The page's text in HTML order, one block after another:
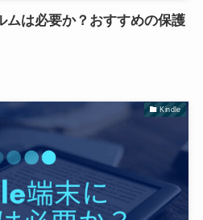
ムは必要か？おすすめの保護
Kindle